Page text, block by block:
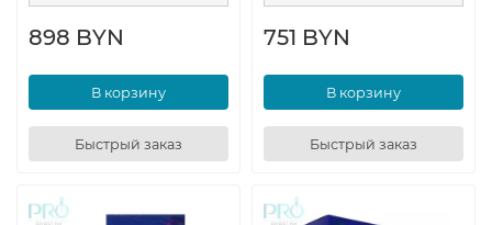
898 BYN
В корзину
Быстрый заказ
751 BYN
В корзину
Быстрый заказ